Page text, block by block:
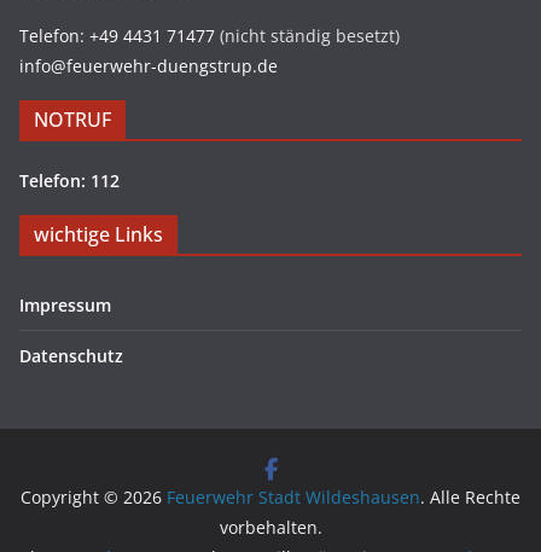
Telefon: +49 4431 71477 (nicht ständig besetzt)
info@feuerwehr-duengstrup.de
NOTRUF
Telefon: 112
wichtige Links
Impressum
Datenschutz
Copyright © 2026 Feuerwehr Stadt Wildeshausen. Alle Rechte
vorbehalten.